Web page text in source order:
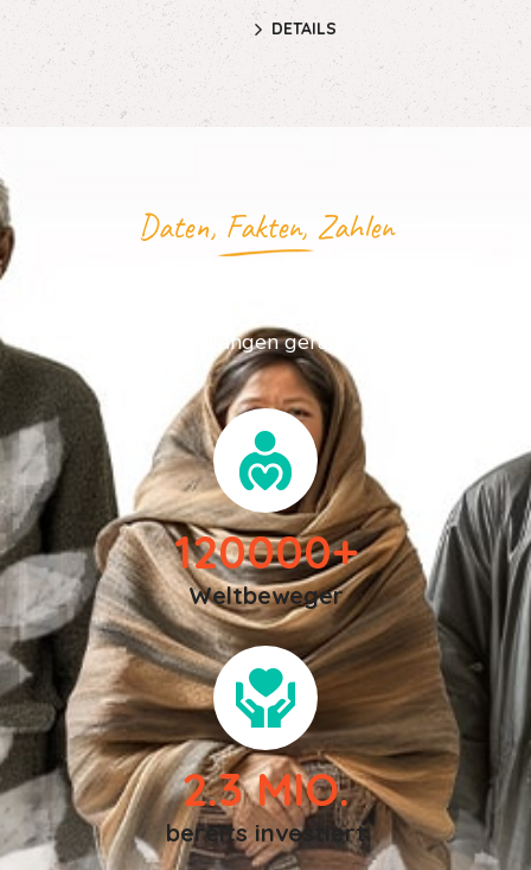
DETAILS
Daten, Fakten, Zahlen
💙 Und wir fangen gerade erst an!
120000+
Weltbeweger
2.3MIO.
bereits investiert